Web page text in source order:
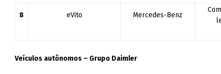
8 eVito Mercedes-Benz
Veículos autônomos – Grupo Daimler